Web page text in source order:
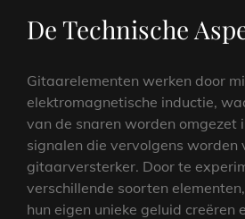
De Technische
Gitaarelementen werken door
elektromagnetische inductie,
van de snaren worden omgezet
signalen die vervolgens worden
gitaarversterker. Door te
verschillende soorten
hun eigen unieke geluid creëren